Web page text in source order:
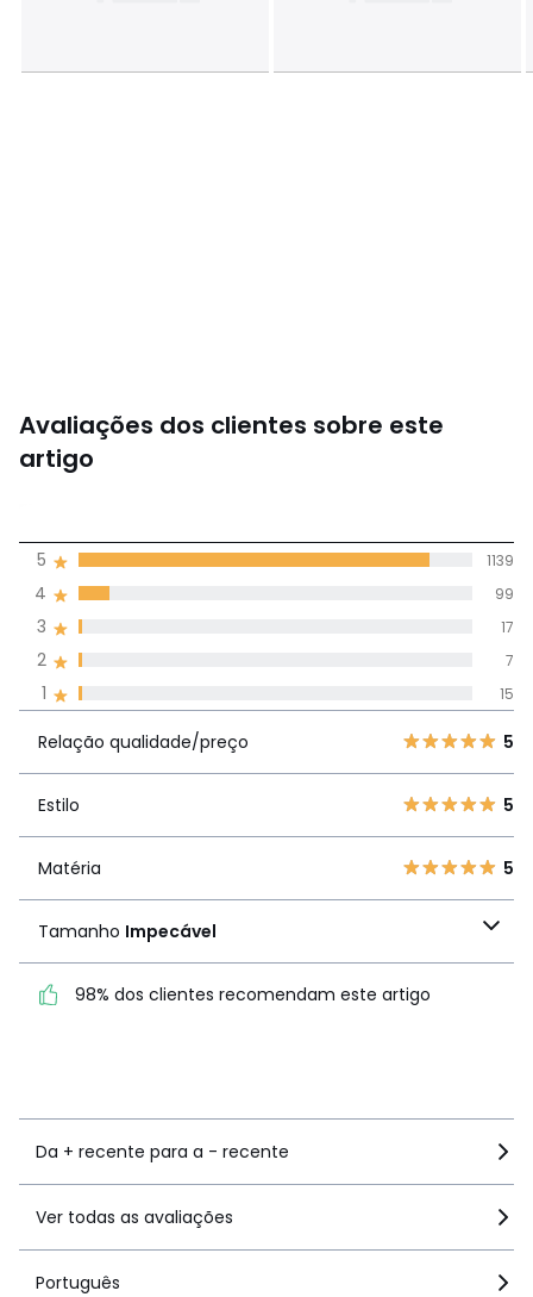
Avaliações dos clientes sobre este
artigo
4,8
(1277)
1
2
3
5 5
5
5
98% dos clientes
1 15
2 7
3 17
4 99
5 1139
Relação qualidade/preço 5
Estilo 5
Matéria 5
Tamanho Impecável
98% dos clientes recomendam este artigo
Da + recente para a - recente
Ver todas as avaliações
Português